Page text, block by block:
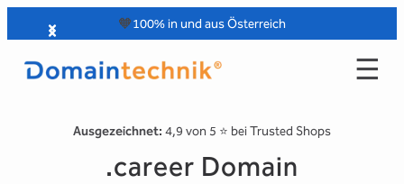
Inhalt
springen
🧡100% in und aus Österreich
☰
Ausgezeichnet: 4,9 von 5 ⭐️ bei Trusted Shops
.career Domain